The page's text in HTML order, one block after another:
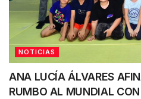
NOTICIAS
ANA LUCÍA ÁLVARES
RUMBO AL MUNDIAL